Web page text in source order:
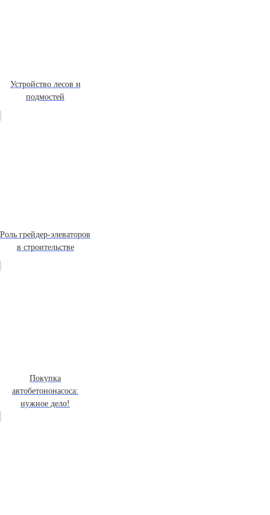
Устройство лесов и
подмостей
Роль грейдер-элеваторов
в строительстве
Покупка
автобетононасоса:
нужное дело!